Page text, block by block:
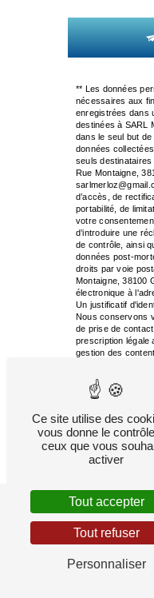
** Les données
nécessaires aux
enregistrées dans
destinées à SARL
dans le seul but
données
seuls destinataires
Rue Montaigne,
d’accès, de
portabilité, de
votre
d’introduire une
de contrôle, ainsi
données post-
droits par voie
Montaigne, 38100
électronique à
Un justificatif
Nous conservons
de prise de
prescription légale
gestion des
vous inscrire sur
démarchage
adresse:
pour plus
-
Mentions légales
Ce site utilise des
vous donne le
ceux que vous
activer
Tout accepter
Tout refuser
Personnaliser